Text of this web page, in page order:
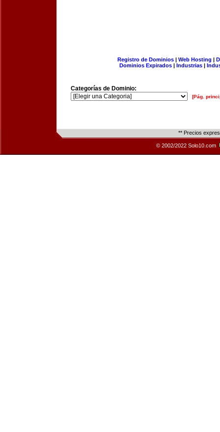
Registro de Dominios| Web Hosting |
Dominios Expirados | Industrias |
Categorías de Dominio:
[Pág.
** Precios
© 2002/2022 Solo10.com